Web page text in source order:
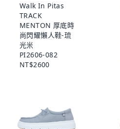
Walk In Pitas
TRACK
MENTON 厚底時
尚閃耀懶人鞋-琉
光米
PI2606-082
NT$2600